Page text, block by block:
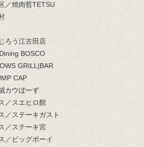
／焼肉哲TETSU
ろう江古田店
BOSCO
GRILL|BAR
CAP
カウぼーず
／スエヒロ館
／ステーキガスト
／ステーキ宮
／ビッグボーイ